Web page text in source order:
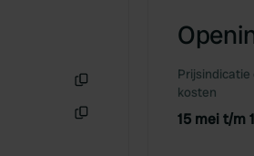
Prijsindicatie
kosten
15 mei t/m